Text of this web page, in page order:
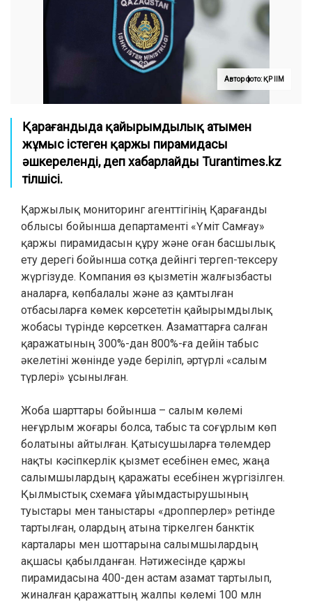
Автор фото: ҚР ІІМ
Қарағандыда қайырымдылық атымен
жұмыс істеген қаржы пирамидасы
әшкереленді, деп хабарлайды Turantimes.kz
тілшісі.
Қаржылық мониторинг агенттігінің Қарағанды
облысы бойынша департаменті «Үміт Самғау»
қаржы пирамидасын құру және оған басшылық
ету дерегі бойынша сотқа дейінгі тергеп-тексеру
жүргізуде. Компания өз қызметін жалғызбасты
аналарға, көпбалалы және аз қамтылған
отбасыларға көмек көрсететін қайырымдылық
жобасы түрінде көрсеткен. Азаматтарға салған
қаражатының 300%-дан 800%-ға дейін табыс
әкелетіні жөнінде уәде беріліп, әртүрлі «салым
түрлері» ұсынылған.
Жоба шарттары бойынша – салым көлемі
неғұрлым жоғары болса, табыс та соғұрлым көп
болатыны айтылған. Қатысушыларға төлемдер
нақты кәсіпкерлік қызмет есебінен емес, жаңа
салымшылардың қаражаты есебінен жүргізілген.
Қылмыстық схемаға ұйымдастырушының
туыстары мен таныстары «дропперлер» ретінде
тартылған, олардың атына тіркелген банктік
карталары мен шоттарына салымшылардың
ақшасы қабылданған. Нәтижесінде қаржы
пирамидасына 400-ден астам азамат тартылып,
жиналған қаражаттың жалпы көлемі 100 млн